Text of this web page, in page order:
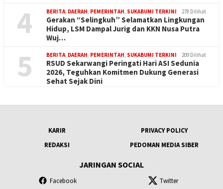
4 BERITA, DAERAH, PEMERINTAH, SUKABUMI TERKINI 278 Dilihat
Gerakan “Selingkuh” Selamatkan Lingkungan
Hidup, LSM Dampal Jurig dan KKN Nusa Putra
Wuj…
5 BERITA, DAERAH, PEMERINTAH, SUKABUMI TERKINI 209 Dilihat
RSUD Sekarwangi Peringati Hari ASI Sedunia
2026, Teguhkan Komitmen Dukung Generasi
Sehat Sejak Dini
KARIR
PRIVACY POLICY
REDAKSI
PEDOMAN MEDIA SIBER
JARINGAN SOCIAL
Facebook Twitter